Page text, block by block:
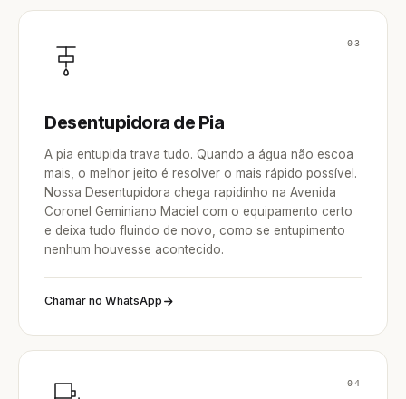
03
Desentupidora de Pia
A pia entupida trava tudo. Quando a água não escoa
mais, o melhor jeito é resolver o mais rápido possível.
Nossa Desentupidora chega rapidinho na Avenida
Coronel Geminiano Maciel com o equipamento certo
e deixa tudo fluindo de novo, como se entupimento
nenhum houvesse acontecido.
Chamar no WhatsApp
04